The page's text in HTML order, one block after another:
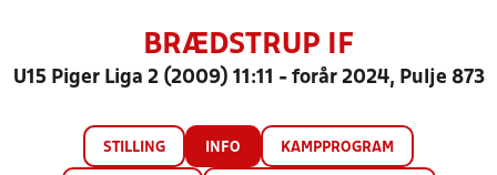
BRÆDSTRUP IF
U15 Piger Liga 2 (2009) 11:11 - forår 2024, Pulje 873
STILLING INFO KAMPPROGRAM